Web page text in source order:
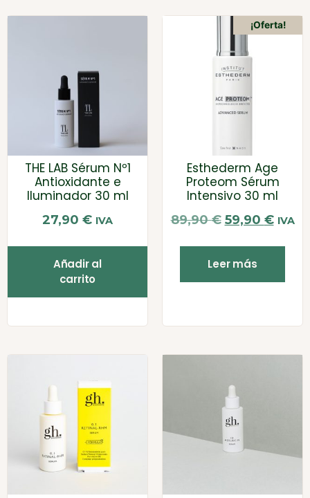
THE LAB Sérum Nº1
Antioxidante e
Iluminador 30 ml
27,90 € IVA
Añadir al
carrito
¡Oferta!
Esthederm Age
Proteom Sérum
Intensivo 30 ml
89,90€ 59,90 € IVA
Leer más